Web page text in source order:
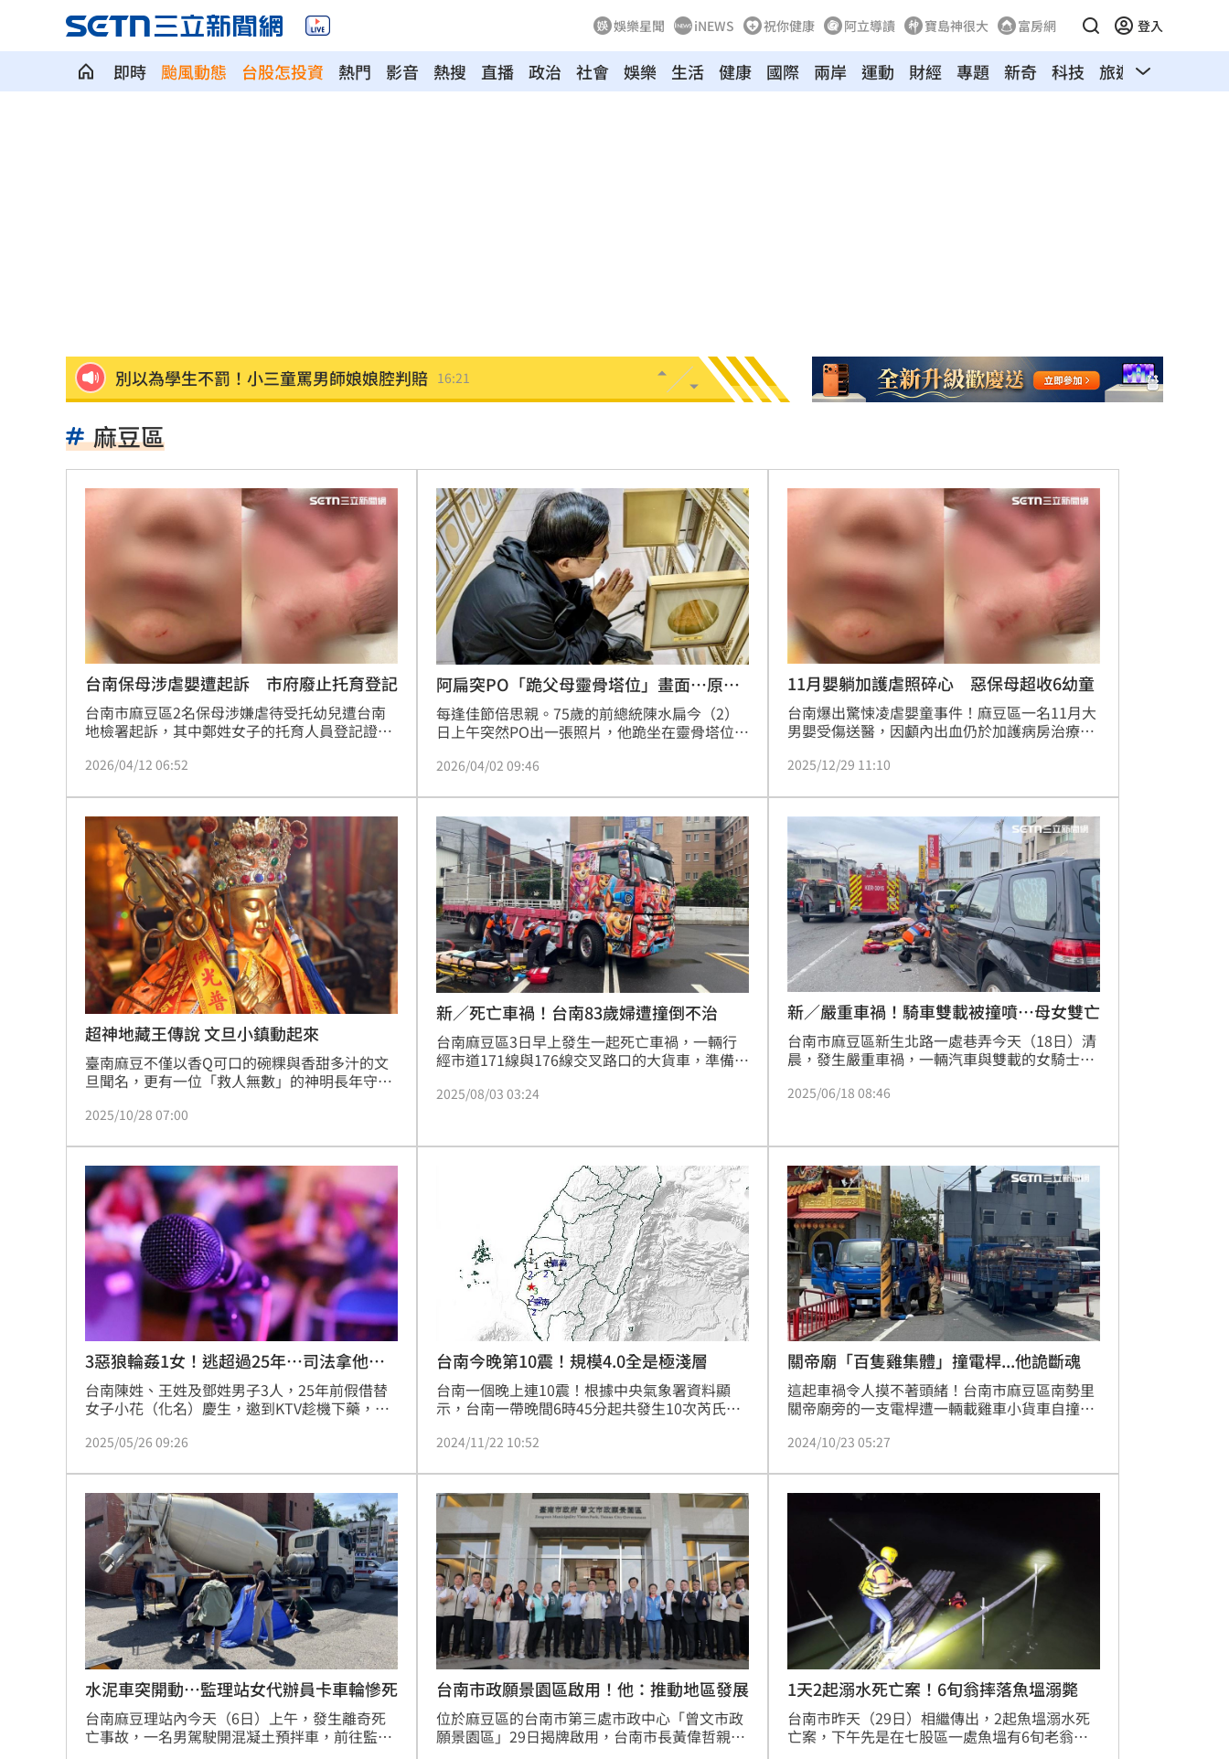
娛樂星聞 iNEWS 祝你健康 阿立導讀 寶島神很大 富房網 登入
即時 颱風動態 台股怎投資 熱門 影音 熱搜 直播 政治 社會 娛樂 生活 健康 國際 兩岸 運動 財經 專題 新奇 科技 旅遊 汽車
別以為學生不罰！小三童罵男師娘娘腔判賠 16:21
木木林葦妮26歲生日！許願當「角頭千金」 16:15
女攀八大秀失聯 家屬求助：我媽還沒找到 16:05
苗可麗配合失智父演戲「一舉動」逼哭網友 16:05
他曝秘密會議：蔣萬安早知疫苗採購真相 16:04
桃園突然狂風暴雨！ 猿龍戰確定延至10月
新莊路面破裂成溪流 當地702戶無水可用 16:00
台中男摔死毛孩！嗆動保「埋了」拒交屍體
白海豚颱風直撲馬祖 ！台電啟動防颱整備 15:57
狄志為揭遺憾 忙接電話錯過父最後一句話 15:57
農水署餐會喊凍蒜？黃世杰競辦反擊藍委 15:54
冷氣連開數個月沒壞 台電示警1事恐傷荷包 15:52
河智媛遭疑不尊重文化 經紀公司回應了 15:49
台灣彩券開獎直播中 20:31
LIVE三立+24小時直播
三立iNEWS新聞台線上直播 18:00
商場戰國來臨 台中「頂奢大道」逐漸成形
「拍片人的多重宇宙」職涯論壇9/12登場！
8國球員齊聚高雄 Formosa 7s掀足球熱潮
理想混蛋號召粉絲跨海追星吃美食！ 18:15
麻豆區
台南保母涉虐嬰遭起訴 市府廢止托育登記
台南市麻豆區2名保母涉嫌虐待受托幼兒遭台南
地檢署起訴，其中鄭姓女子的托育人員登記證已
服務，張女因未登記從事托育遭裁罰。
2026/04/12 06:52
阿扁突PO「跪父母靈骨塔位」畫面…原因
曝
每逢佳節倍思親。75歲的前總統陳水扁今（2）
日上午突然PO出一張照片，他跪坐在靈骨塔位
思；原來是父母親的長眠地，特地趁著清明節前
卑懺悔，或下跪盤坐，因為站著講話，爸媽住在
底二層連通塔位，就看不到、聽不到了。
2026/04/02 09:46
11月嬰躺加護虐照碎心 惡保母超收6幼童
台南爆出驚悚凌虐嬰童事件！麻豆區一名11月大
男嬰受傷送醫，因顱內出血仍於加護病房治療，
警介入調查，保母鄭女、張女已遭法院裁定羈押
淚訴：「我們把孩子交出去，卻把他們送進地
獄」。，台南市社會局進一步發現，保母違規超
收6位兒童，後續將依法撤照、裁罰。
2025/12/29 11:10
超神地藏王傳說 文旦小鎮動起來
臺南麻豆不僅以香Q可口的碗粿與香甜多汁的文
旦聞名，更有一位「救人無數」的神明長年守護
都會展開一年一度的巡境行程，親自巡視麻豆地
2025/10/28 07:00
新／死亡車禍！台南83歲婦遭撞倒不治
台南麻豆區3日早上發生一起死亡車禍，一輛行
經市道171線與176線交叉路口的大貨車，準備在
直行的80多歲婦人，當場將對方撞倒，消防局趕
2025/08/03 03:24
新／嚴重車禍！騎車雙載被撞噴…母女雙亡
台南市麻豆區新生北路一處巷弄今天（18日）清
晨，發生嚴重車禍，一輛汽車與雙載的女騎士發
吸心跳，送醫搶救，仍重傷不治，肇事駕駛則未
2025/06/18 08:46
3惡狼輪姦1女！逃超過25年…司法拿他沒
轍
台南陳姓、王姓及鄧姓男子3人，25年前假借替
女子小花（化名）慶生，邀到KTV趁機下藥，再
事後女方不甘受辱報警提告，2名同夥落網遭判
時效，因此法院諭知免訴。
2025/05/26 09:26
台南今晚第10震！規模4.0全是極淺層
台南一個晚上連10震！根據中央氣象署資料顯
示，台南一帶晚間6時45分起共發生10次芮氏規
度10.6公里地震。
2024/11/22 10:52
關帝廟「百隻雞集體」撞電桿...他詭斷魂
這起車禍令人摸不著頭緒！台南市麻豆區南勢里
關帝廟旁的一支電桿遭一輛載雞車小貨車自撞，
亡，車體外觀並無大力撞擊損傷，死者也持正常
2024/10/23 05:27
水泥車突開動…監理站女代辦員卡車輪慘死
台南麻豆理站內今天（6日）上午，發生離奇死
亡事故，一名男駕駛開混凝土預拌車，前往監理
台南市政願景園區啟用！他：推動地區發展
位於麻豆區的台南市第三處市政中心「曾文市政
願景園區」29日揭牌啟用，台南市長黃偉哲親自
1天2起溺水死亡案！6旬翁摔落魚塭溺斃
台南市昨天（29日）相繼傳出，2起魚塭溺水死
亡案，下午先是在七股區一處魚塭有6旬老翁溺